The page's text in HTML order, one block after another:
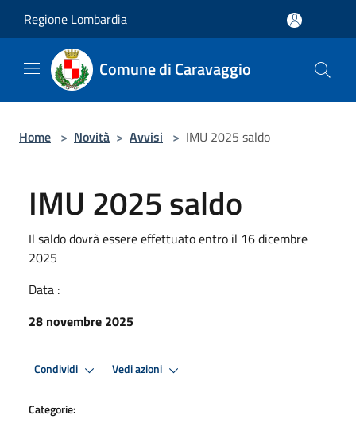
Regione Lombardia
Comune di Caravaggio
Home > Novità > Avvisi > IMU 2025 saldo
IMU 2025 saldo
Il saldo dovrà essere effettuato entro il 16 dicembre
2025
Data :
28 novembre 2025
Condividi Vedi azioni
Categorie: